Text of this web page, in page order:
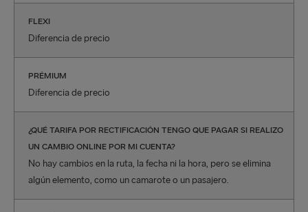
FLEXI
Diferencia de precio
PRÉMIUM
Diferencia de precio
¿QUÉ TARIFA POR RECTIFICACIÓN TENGO QUE PAGAR SI REALIZO
UN CAMBIO ONLINE POR MI CUENTA?
No hay cambios en la ruta, la fecha ni la hora, pero se elimina
algún elemento, como un camarote o un pasajero.